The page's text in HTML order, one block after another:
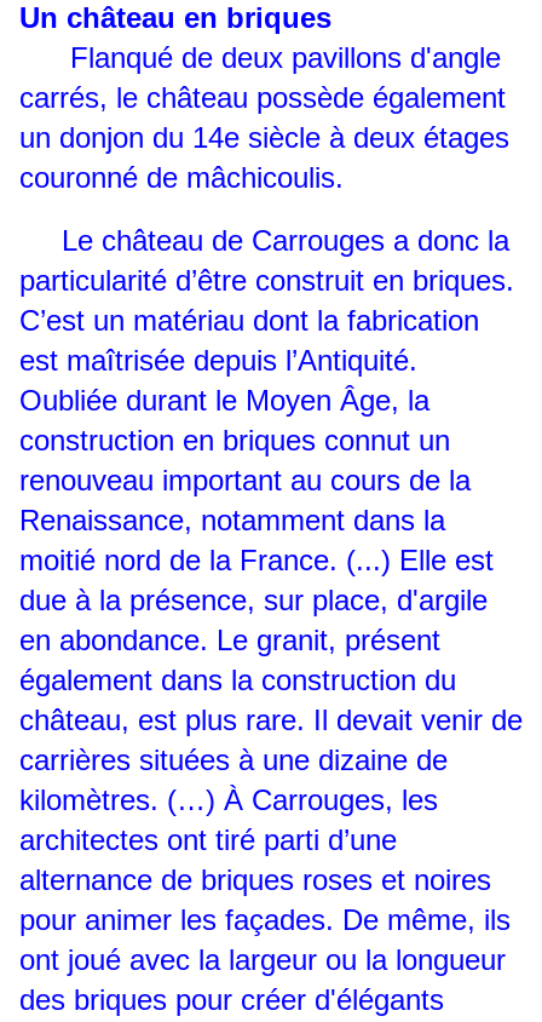
Un château en briques
Flanqué de deux pavillons d'angle
carrés, le château possède également
un donjon du 14e siècle à deux étages
couronné de mâchicoulis.
Le château de Carrouges a donc la
particularité d’être construit en briques.
C’est un matériau dont la fabrication
est maîtrisée depuis l’Antiquité.
Oubliée durant le Moyen Âge, la
construction en briques connut un
renouveau important au cours de la
Renaissance, notamment dans la
moitié nord de la France. (...) Elle est
due à la présence, sur place, d'argile
en abondance. Le granit, présent
également dans la construction du
château, est plus rare. Il devait venir de
carrières situées à une dizaine de
kilomètres. (…) À Carrouges, les
architectes ont tiré parti d’une
alternance de briques roses et noires
pour animer les façades. De même, ils
ont joué avec la largeur ou la longueur
des briques pour créer d'élégants